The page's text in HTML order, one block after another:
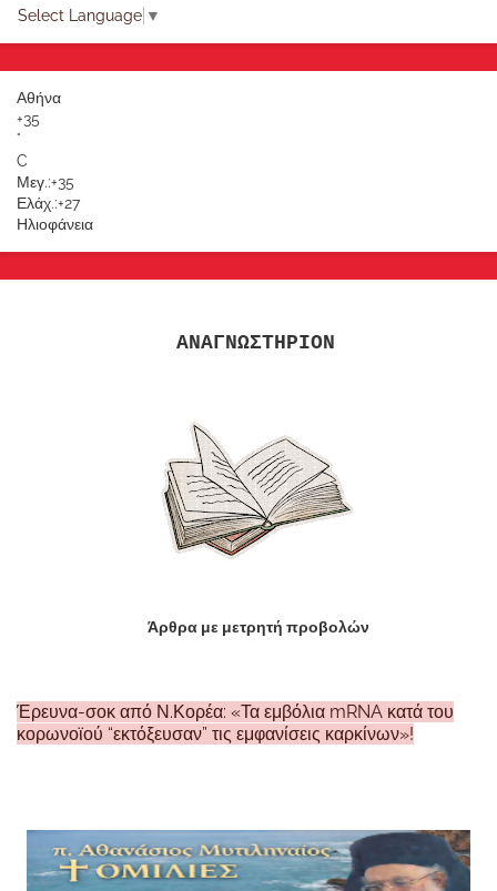
Select Language ▼
Αθήνα
+35
°
C
Μεγ.:+35
Ελάχ.:+27
Ηλιοφάνεια
ΑΝΑΓΝΩΣΤΗΡΙΟΝ
Άρθρα με μετρητή προβολών
Έρευνα-σοκ από Ν.Κορέα: «Τα εμβόλια mRNA κατά του
κορωνοϊού “εκτόξευσαν” τις εμφανίσεις καρκίνων»!